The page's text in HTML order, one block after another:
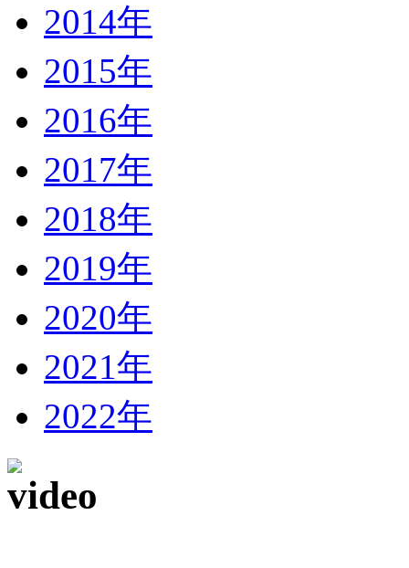
2014年
2015年
2016年
2017年
2018年
2019年
2020年
2021年
2022年